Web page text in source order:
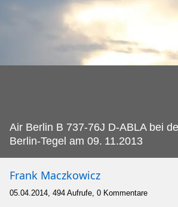
Air Berlin B 737-76J D-ABLA bei
Berlin-Tegel am 09. 11.2013
Frank Maczkowicz
05.04.2014, 494 Aufrufe, 0 Kommentare